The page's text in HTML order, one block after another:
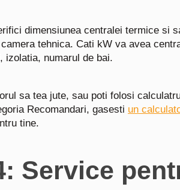
dimensiunea centralei termice si
tehnica. Cati kW va avea
izolatia, numarul de bai.
sa tea jute, sau poti folosi
Recomandari, gasesti un
tine.
Service